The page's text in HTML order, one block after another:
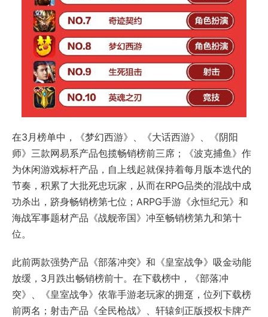
在3月榜单中，《梦幻西游》、《大话西游》、《阴阳
师》三款网易系产品包揽畅销榜前三席；《波克捕鱼》作
为休闲游戏标杆产品，自上线起就保持着每月版本迭代的
节奏，积累了大批死忠玩家，从而在RPG品类的混战中成
功杀出，跻身畅销榜第七位；ARPG手游《永恒纪元》和
海战军事题材产品《战舰帝国》冲至畅销榜第九和第十
位。
此前两款强势产品《部落冲突》和《皇室战争》吸金动能
放缓，3月跌出畅销榜前十。在下载榜中，《部落冲
突》、《皇室战争》依靠手游老玩家的拥趸，位列下载榜
前两名；射击产品《全民枪战》、轩辕剑正版授权卡牌产